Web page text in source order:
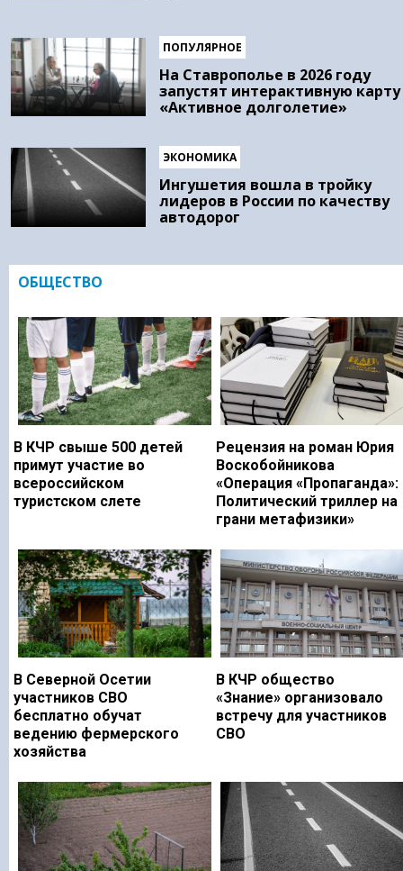
ПОПУЛЯРНОЕ
На Ставрополье в 2026 году
запустят интерактивную карту
«Активное долголетие»
ЭКОНОМИКА
Ингушетия вошла в тройку
лидеров в России по качеству
автодорог
ОБЩЕСТВО
В КЧР свыше 500 детей
примут участие во
всероссийском
туристском слете
Рецензия на роман Юрия
Воскобойникова
«Операция «Пропаганда»:
Политический триллер на
грани метафизики»
В Северной Осетии
участников СВО
бесплатно обучат
ведению фермерского
хозяйства
В КЧР общество
«Знание» организовало
встречу для участников
СВО